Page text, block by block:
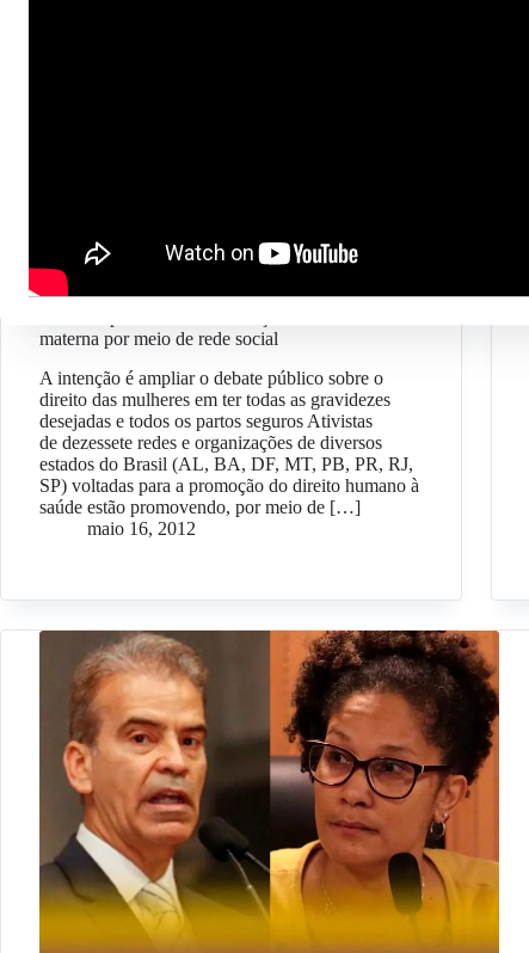
Geral
materna por meio de rede social
A intenção é ampliar o debate público sobre o
direito das mulheres em ter todas as gravidezes
desejadas e todos os partos seguros Ativistas
de dezessete redes e organizações de diversos
estados do Brasil (AL, BA, DF, MT, PB, PR, RJ,
SP) voltadas para a promoção do direito humano à
saúde estão promovendo, por meio de […]
maio 16, 2012